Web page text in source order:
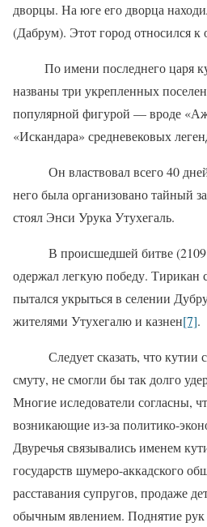
дворцы. На юге его дворца
(Дабрум). Этот город относился к
По имени последнего царя
названы три укрепленных
популярной фигурой — вроде
«Искандара» средневековых
Он властвовал всего 40
него была организовано тайный
стоял Энси Урука Утухегаль.
В происшедшей битве (2109
одержал легкую победу. Тирикан
пытался укрыться в селении
жителями Утухегалю и казнен[7].
Следует сказать, что
смуту, не смогли бы так долго
Многие иследователи согласны,
возникающие из-за политико-
Двуречья связывались именем
государств шумеро-аккадского
расставания супругов, продаже
обычным явлением. Поднятие